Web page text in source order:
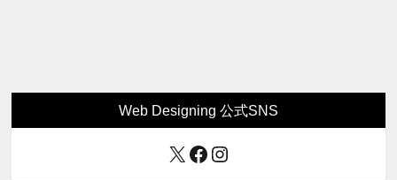
Web Designing 公式SNS
X Facebook
Instagram